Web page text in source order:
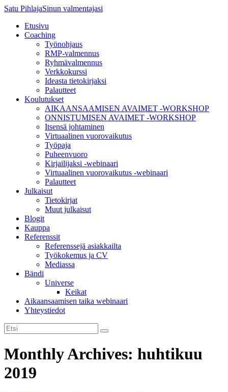
Satu PihlajaSinun valmentajasi
Etusivu
Coaching
Työnohjaus
RMP-valmennus
Ryhmävalmennus
Verkkokurssi
Ideasta tietokirjaksi
Palautteet
Koulutukset
AIKAANSAAMISEN AVAIMET -WORKSHOP
ONNISTUMISEN AVAIMET -WORKSHOP
Itsensä johtaminen
Virtuaalinen vuorovaikutus
Työpaja
Puheenvuoro
Kirjailijaksi -webinaari
Virtuaalinen vuorovaikutus -webinaari
Palautteet
Julkaisut
Tietokirjat
Muut julkaisut
Blogit
Kauppa
Referenssit
Referenssejä asiakkailta
Työkokemus ja CV
Mediassa
Bändi
Universe
Keikat
Aikaansaamisen taika webinaari
Yhteystiedot
Monthly Archives: huhtikuu
2019
Välttämättömät
Nämä evästeet
eivät ole
valinnaisia. Niitä
tarvitaan, jotta
sivusto voi
toimia.
Voidaksemme
parantaa
sivuston
toiminnallisuutta
ja rakennetta sen
kuinka sitä